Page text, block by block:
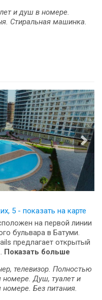
и душ в номере.
Стиральная машинка.
5 - показать на карте
на первой линии
бульвара в Батуми.
предлагает открытый
Показать больше
телевизор. Полностью
номере. Душ, туалет и
Без питания.